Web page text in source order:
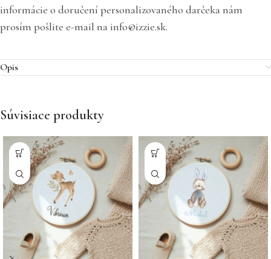
informácie o doručení personalizovaného darčeka nám
prosím pošlite e-mail na info@izzie.sk.
Opis
Súvisiace produkty